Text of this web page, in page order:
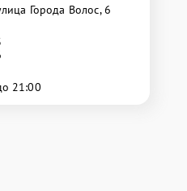
Города Волос, 6
21:00